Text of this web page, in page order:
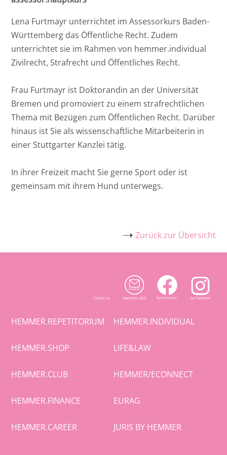
Lena Furtmayr unterrichtet im Assessorkurs Baden-
Württemberg das Öffentliche Recht. Zudem
unterrichtet sie im Rahmen von hemmer.individual
Zivilrecht, Strafrecht und Öffentliches Recht.
Frau Furtmayr ist Doktorandin an der Universität
Bremen und promoviert zu einem strafrechtlichen
Thema mit Bezügen zum Öffentlichen Recht. Darüber
hinaus ist Sie als wissenschaftliche Mitarbeiterin in
einer Stuttgarter Kanzlei tätig.
In ihrer Freizeit macht Sie gerne Sport oder ist
gemeinsam mit ihrem Hund unterwegs.
Zurück zur Übersicht
HEMMER.REPETITORIUM HEMMER.INDIVIDUAL
HEMMER.SHOP LIFE&LAW
HEMMER.CLUB HEMMER/ECONNECT
HEMMER.FINANCE EURAG
HEMMER.CAREER JURIS BY HEMMER
Ost
Rheinland-Pfalz
Intensivkurs materielles Zivilrecht - 2027 I
- Online Seminar
Seminar
Intensivkurs materielles Strafrecht - 2027 I
- Online Seminar
Seminar
Intensivkurs materielles Öffentliches
Intensivkurs VwGO - 2027 I - Online
Seminar
Intensivkurs VwGO - 2027 II - Online
Seminar
Annalena Kinner
Isabel Staiger